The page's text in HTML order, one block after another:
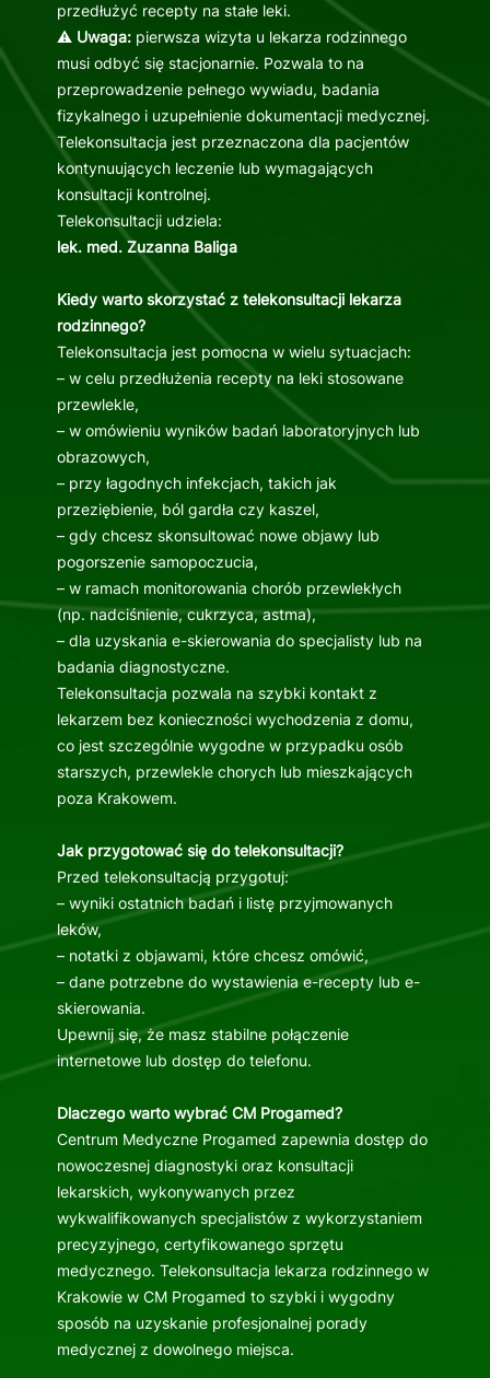
przedłużyć recepty na stałe leki.
⚠️ Uwaga:pierwsza wizyta u lekarza rodzinnego
musi odbyć się stacjonarnie. Pozwala to na
przeprowadzenie pełnego wywiadu, badania
fizykalnego i uzupełnienie dokumentacji medycznej.
Telekonsultacja jest przeznaczona dla pacjentów
kontynuujących leczenie lub wymagających
konsultacji kontrolnej.
Telekonsultacji udziela:
lek. med. Zuzanna Baliga
Kiedy warto skorzystać z telekonsultacji lekarza
rodzinnego?
Telekonsultacja jest pomocna w wielu sytuacjach:
– w celu przedłużenia recepty na leki stosowane
przewlekle,
– w omówieniu wyników badań laboratoryjnych lub
obrazowych,
– przy łagodnych infekcjach, takich jak
przeziębienie, ból gardła czy kaszel,
– gdy chcesz skonsultować nowe objawy lub
pogorszenie samopoczucia,
– w ramach monitorowania chorób przewlekłych
(np. nadciśnienie, cukrzyca, astma),
– dla uzyskania e-skierowania do specjalisty lub na
badania diagnostyczne.
Telekonsultacja pozwala na szybki kontakt z
lekarzem bez konieczności wychodzenia z domu,
co jest szczególnie wygodne w przypadku osób
starszych, przewlekle chorych lub mieszkających
poza Krakowem.
Jak przygotować się do telekonsultacji?
Przed telekonsultacją przygotuj:
– wyniki ostatnich badań i listę przyjmowanych
leków,
– notatki z objawami, które chcesz omówić,
– dane potrzebne do wystawienia e-recepty lub e-
skierowania.
Upewnij się, że masz stabilne połączenie
internetowe lub dostęp do telefonu.
Dlaczego warto wybrać CM Progamed?
Centrum Medyczne Progamed zapewnia dostęp do
nowoczesnej diagnostyki oraz konsultacji
lekarskich, wykonywanych przez
wykwalifikowanych specjalistów z wykorzystaniem
precyzyjnego, certyfikowanego sprzętu
medycznego. Telekonsultacja lekarza rodzinnego w
Krakowie w CM Progamed to szybki i wygodny
sposób na uzyskanie profesjonalnej porady
medycznej z dowolnego miejsca.